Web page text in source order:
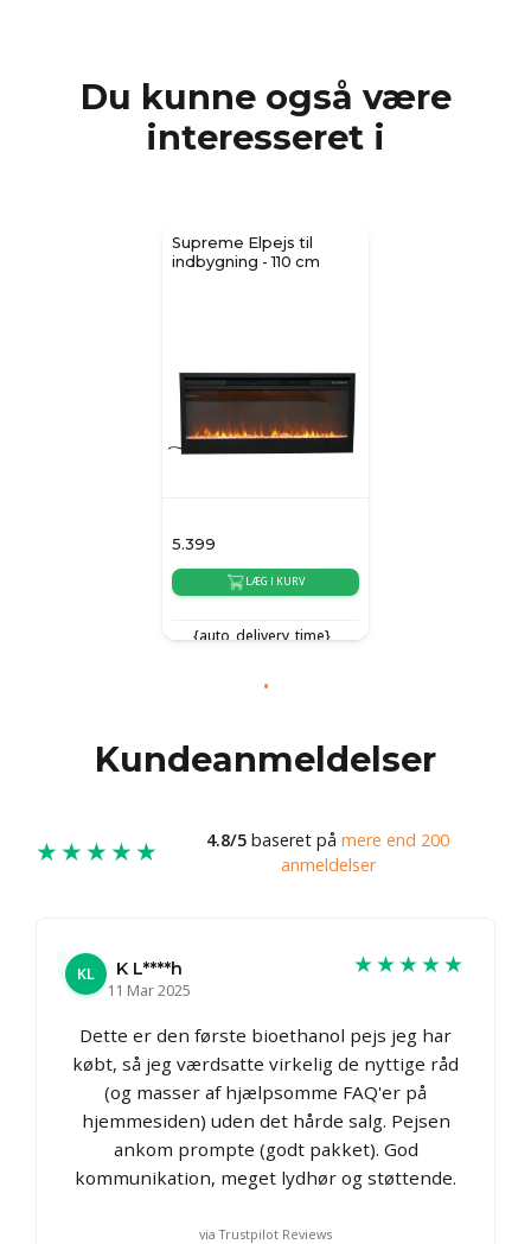
Du kunne også være
interesseret i
Supreme Elpejs til
indbygning - 110 cm
5.399
LÆG I KURV
{auto_delivery_time}
Kundeanmeldelser
★★★★★ 4.8/5 baseret på mere end 200
anmeldelser
KL
K L****h
11 Mar 2025
★★★★★
Dette er den første bioethanol pejs jeg har
købt, så jeg værdsatte virkelig de nyttige råd
(og masser af hjælpsomme FAQ'er på
hjemmesiden) uden det hårde salg. Pejsen
ankom prompte (godt pakket). God
kommunikation, meget lydhør og støttende.
via Trustpilot Reviews